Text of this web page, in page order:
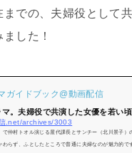
までの、夫婦役として
した！
ガイドブック@動画配信
。夫婦役で共演した女優を若い
.net/archives/3003
で仲村トオル演じる屋代課長とサンチー（北川景子
わらず、ふとしたところで普通に夫婦なのが魅力的